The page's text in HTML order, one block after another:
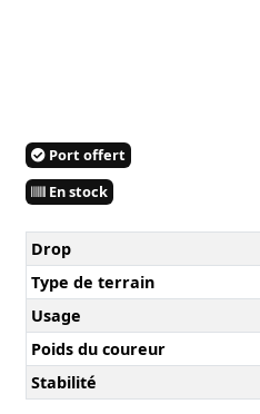
Port offert
En stock
Drop
Type de terrain
Usage
Poids du coureur
Stabilité